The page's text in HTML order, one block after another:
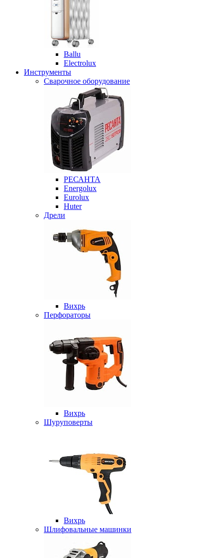
Ballu
Electrolux
Инструменты
Сварочное оборудование
РЕСАНТА
Energolux
Eurolux
Huter
Дрели
Вихрь
Перфораторы
Вихрь
Шуруповерты
Вихрь
Шлифовальные машинки